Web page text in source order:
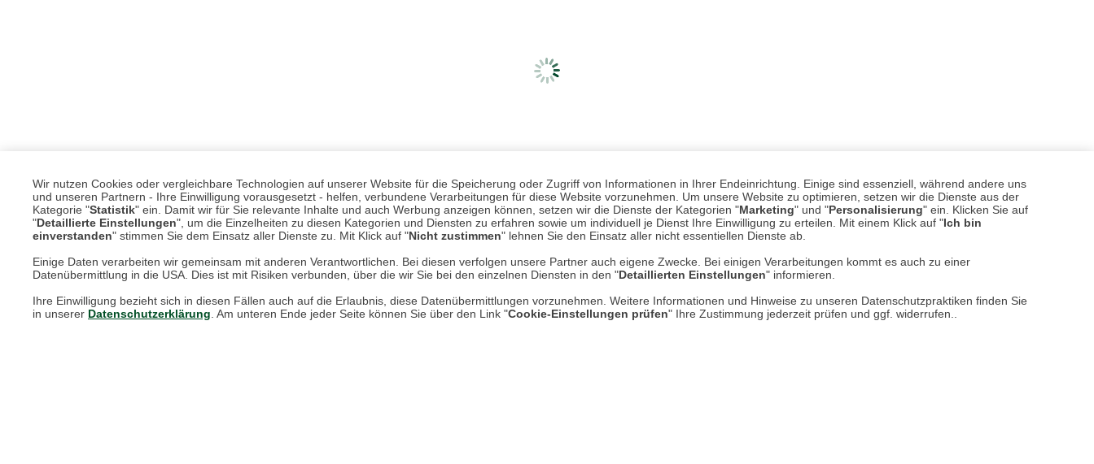
Wir nutzen Cookies oder vergleichbare Technologien auf unserer Website für die Speicherung oder Zugriff von Informationen in Ihrer Endeinrichtung. Einige sind essenziell, während andere uns
und unseren Partnern - Ihre Einwilligung vorausgesetzt - helfen, verbundene Verarbeitungen für diese Website vorzunehmen. Um unsere Website zu optimieren, setzen wir die Dienste aus der
Kategorie "Statistik" ein. Damit wir für Sie relevante Inhalte und auch Werbung anzeigen können, setzen wir die Dienste der Kategorien "Marketing" und "Personalisierung" ein. Klicken Sie auf
"Detaillierte Einstellungen", um die Einzelheiten zu diesen Kategorien und Diensten zu erfahren sowie um individuell je Dienst Ihre Einwilligung zu erteilen. Mit einem Klick auf "Ich bin
einverstanden" stimmen Sie dem Einsatz aller Dienste zu. Mit Klick auf "Nicht zustimmen" lehnen Sie den Einsatz aller nicht essentiellen Dienste ab.
Einige Daten verarbeiten wir gemeinsam mit anderen Verantwortlichen. Bei diesen verfolgen unsere Partner auch eigene Zwecke. Bei einigen Verarbeitungen kommt es auch zu einer
Datenübermittlung in die USA. Dies ist mit Risiken verbunden, über die wir Sie bei den einzelnen Diensten in den "Detaillierten Einstellungen" informieren.
Ihre Einwilligung bezieht sich in diesen Fällen auch auf die Erlaubnis, diese Datenübermittlungen vorzunehmen. Weitere Informationen und Hinweise zu unseren Datenschutzpraktiken finden Sie
in unserer Datenschutzerklärung . Am unteren Ende jeder Seite können Sie über den Link "Cookie-Einstellungen prüfen" Ihre Zustimmung jederzeit prüfen und ggf. widerrufen..
Unsere Services für Sie Mehr erfahren UnsereVersand- und Zahlungsarten